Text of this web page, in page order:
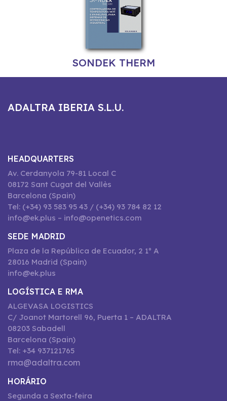
SONDEK THERM
ADALTRA IBERIA S.L.U.
HEADQUARTERS
Av. Cerdanyola 79-81 Local C
08172 Sant Cugat del Vallès
Barcelona (Spain)
Tel: (+34) 93 583 95 43 / (+34) 93 784 82 12
info@ek.plus – info@openetics.com
SEDE MADRID
Plaza de la República de Ecuador, 2 1º A
28016 Madrid (Spain)
info@ek.plus
LOGÍSTICA E RMA
ALGEVASA LOGISTICS
C/ Joanot Martorell 96, Puerta 1 – ADALTRA
08203 Sabadell
Barcelona (Spain)
Tel: +34 937121765
rma@adaltra.com
HORÁRIO
Segunda a Sexta-feira